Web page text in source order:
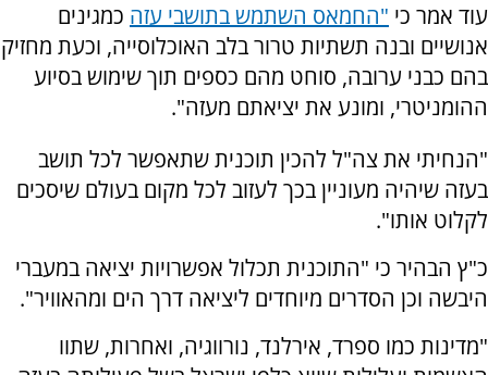
עוד אמר כי "החמאס השתמש בתושבי עזה כמגינים
אנושיים ובנה תשתיות טרור בלב האוכלוסייה, וכעת מחזיק
בהם כבני ערובה, סוחט מהם כספים תוך שימוש בסיוע
ההומניטרי, ומונע את יציאתם מעזה".
"הנחיתי את צה"ל להכין תוכנית שתאפשר לכל תושב
בעזה שיהיה מעוניין בכך לעזוב לכל מקום בעולם שיסכים
לקלוט אותו".
כ"ץ הבהיר כי "התוכנית תכלול אפשרויות יציאה במעברי
היבשה וכן הסדרים מיוחדים ליציאה דרך הים ומהאוויר".
"מדינות כמו ספרד, אירלנד, נורווגיה, ואחרות, שתוו